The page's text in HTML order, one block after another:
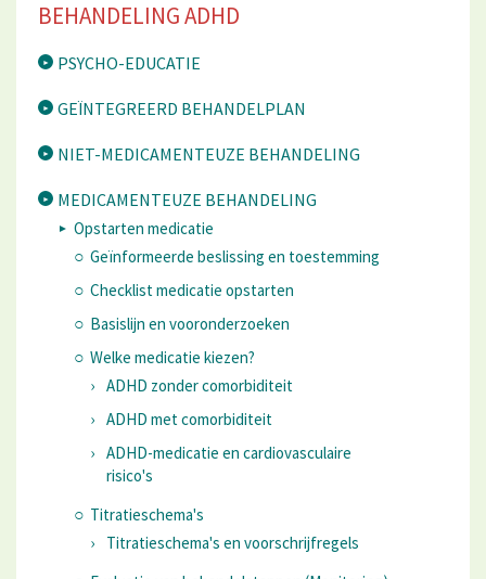
BEHANDELING ADHD
PSYCHO-EDUCATIE
GEÏNTEGREERD BEHANDELPLAN
NIET-MEDICAMENTEUZE BEHANDELING
MEDICAMENTEUZE BEHANDELING
Opstarten medicatie
Geïnformeerde beslissing en toestemming
Checklist medicatie opstarten
Basislijn en vooronderzoeken
Welke medicatie kiezen?
ADHD zonder comorbiditeit
ADHD met comorbiditeit
ADHD-medicatie en cardiovasculaire
risico's
Titratieschema's
Titratieschema's en voorschrijfregels